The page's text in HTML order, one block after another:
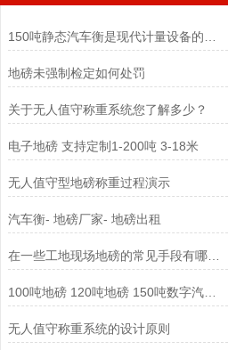
地磅未强制检定如何处罚
关于无人值守称重系统您了解多少？
电子地磅 支持定制1-200吨 3-18米
无人值守型地磅称重过程演示
汽车衡- 地磅厂家- 地磅出租
在一些工地现场地磅的常见手段有哪些？
100吨地磅 120吨地磅 150吨数字汽车衡厂家
无人值守称重系统的设计原则